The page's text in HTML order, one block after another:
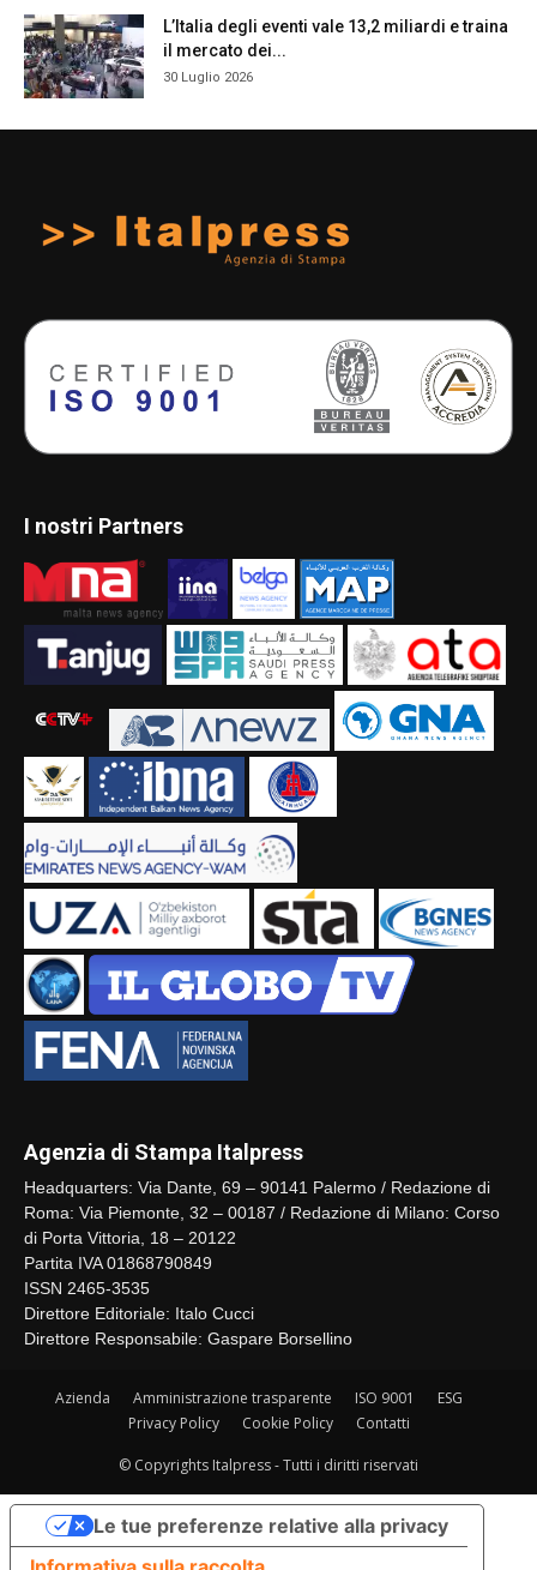
L’Italia degli eventi vale 13,2 miliardi e traina
il mercato dei...
30 Luglio 2026
I nostri Partners
Agenzia di Stampa Italpress
Headquarters: Via Dante, 69 – 90141 Palermo / Redazione di
Roma: Via Piemonte, 32 – 00187 / Redazione di Milano: Corso
di Porta Vittoria, 18 – 20122
Partita IVA 01868790849
ISSN 2465-3535
Direttore Editoriale: Italo Cucci
Direttore Responsabile: Gaspare Borsellino
Azienda Amministrazione trasparente ISO 9001
ESG
Privacy Policy
Cookie Policy Contatti
© Copyrights Italpress - Tutti i diritti riservati
Le tue preferenze relative alla privacy